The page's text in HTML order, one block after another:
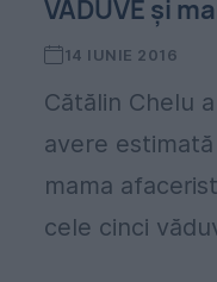
VĂDUVE şi
14 IUNIE 2016
Cătălin Chelu
avere
mama
cele cinci